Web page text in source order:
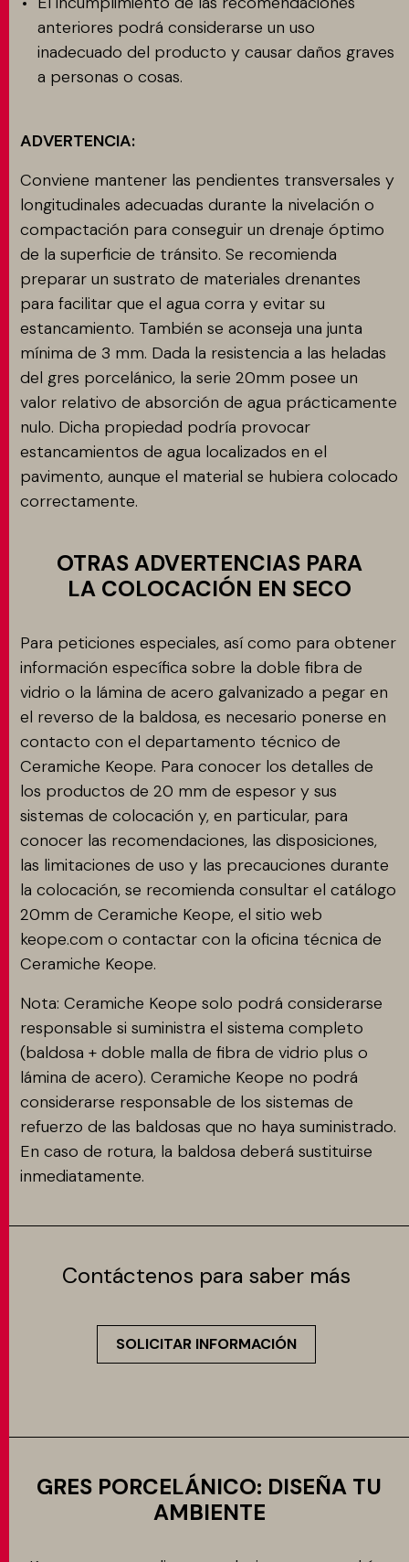
anteriores podrá considerarse un uso
inadecuado del producto y causar daños graves
a personas o cosas.
ADVERTENCIA:
Conviene mantener las pendientes transversales y
longitudinales adecuadas durante la nivelación o
compactación para conseguir un drenaje óptimo
de la superficie de tránsito. Se recomienda
preparar un sustrato de materiales drenantes
para facilitar que el agua corra y evitar su
estancamiento. También se aconseja una junta
mínima de 3 mm. Dada la resistencia a las heladas
del gres porcelánico, la serie 20mm posee un
valor relativo de absorción de agua prácticamente
nulo. Dicha propiedad podría provocar
estancamientos de agua localizados en el
pavimento, aunque el material se hubiera colocado
correctamente.
OTRAS ADVERTENCIAS PARA
LA COLOCACIÓN EN SECO
Para peticiones especiales, así como para obtener
información específica sobre la doble fibra de
vidrio o la lámina de acero galvanizado a pegar en
el reverso de la baldosa, es necesario ponerse en
contacto con el departamento técnico de
Ceramiche Keope. Para conocer los detalles de
los productos de 20 mm de espesor y sus
sistemas de colocación y, en particular, para
conocer las recomendaciones, las disposiciones,
las limitaciones de uso y las precauciones durante
la colocación, se recomienda consultar el catálogo
20mm de Ceramiche Keope, el sitio web
keope.com o contactar con la oficina técnica de
Ceramiche Keope.
Nota: Ceramiche Keope solo podrá considerarse
responsable si suministra el sistema completo
(baldosa + doble malla de fibra de vidrio plus o
lámina de acero). Ceramiche Keope no podrá
considerarse responsable de los sistemas de
refuerzo de las baldosas que no haya suministrado.
En caso de rotura, la baldosa deberá sustituirse
inmediatamente.
Contáctenos para saber más
SOLICITAR INFORMACIÓN
GRES PORCELÁNICO: DISEÑA TU
AMBIENTE